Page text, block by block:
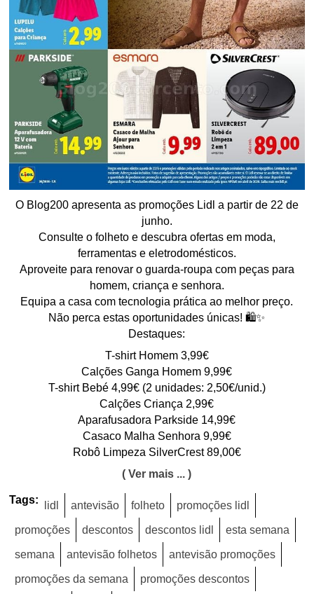
O Blog200 apresenta as promoções Lidl a partir de 22 de
junho.
Consulte o folheto e descubra ofertas em moda,
ferramentas e eletrodomésticos.
Aproveite para renovar o guarda-roupa com peças para
homem, criança e senhora.
Equipa a casa com tecnologia prática ao melhor preço.
Não perca estas oportunidades únicas! 🛍️✨
Destaques:
T-shirt Homem 3,99€
Calções Ganga Homem 9,99€
T-shirt Bebé 4,99€ (2 unidades: 2,50€/unid.)
Calções Criança 2,99€
Aparafusadora Parkside 14,99€
Casaco Malha Senhora 9,99€
Robô Limpeza SilverCrest 89,00€
( Ver mais ... )
Tags: lidl antevisão folheto promoções lidl
promoções descontos descontos lidl esta semana
semana antevisão folhetos antevisão promoções
promoções da semana promoções descontos